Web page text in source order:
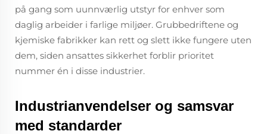
på gang som uunnværlig utstyr for enhver som
daglig arbeider i farlige miljøer. Grubbedriftene og
kjemiske fabrikker kan rett og slett ikke fungere uten
dem, siden ansattes sikkerhet forblir prioritet
nummer én i disse industrier.
Industrianvendelser og samsvar
med standarder